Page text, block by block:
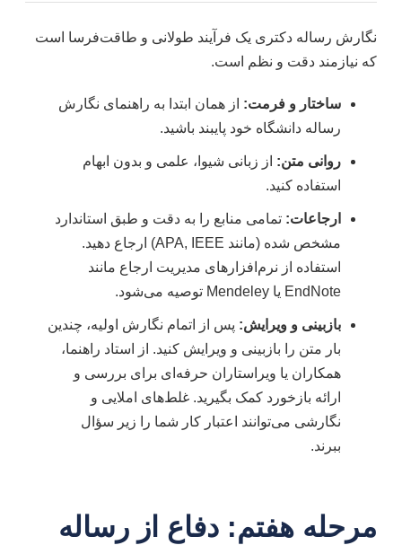
نگارش رساله دکتری یک فرآیند طولانی و طاقت‌فرسا است
که نیازمند دقت و نظم است.
ساختار و فرمت: از همان ابتدا به راهنمای نگارش
رساله دانشگاه خود پایبند باشید.
روانی متن: از زبانی شیوا، علمی و بدون ابهام
استفاده کنید.
ارجاعات: تمامی منابع را به دقت و طبق استاندارد
مشخص شده (مانند APA, IEEE) ارجاع دهید.
استفاده از نرم‌افزارهای مدیریت ارجاع مانند
EndNote یا Mendeley توصیه می‌شود.
بازبینی و ویرایش: پس از اتمام نگارش اولیه، چندین
بار متن را بازبینی و ویرایش کنید. از استاد راهنما،
همکاران یا ویراستاران حرفه‌ای برای بررسی و
ارائه بازخورد کمک بگیرید. غلط‌های املایی و
نگارشی می‌توانند اعتبار کار شما را زیر سؤال
ببرند.
مرحله هفتم: دفاع از رساله